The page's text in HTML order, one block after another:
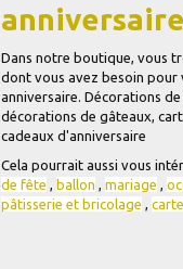
Dans notre boutique, vous
dont vous avez besoin pour
anniversaire. Décorations de
décorations de gâteaux,
cadeaux d'anniversaire
Cela pourrait aussi vous
de fête
ballon mariage
pâtisserie et bricolage